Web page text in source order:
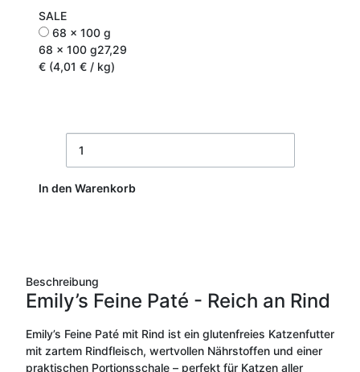
SALE
68 x 100 g
68 x 100 g27,29
€ (4,01 € / kg)
In den Warenkorb
Beschreibung
Emily’s Feine Paté - Reich an Rind
Emily’s Feine Paté mit Rind ist ein glutenfreies Katzenfutter
mit zartem Rindfleisch, wertvollen Nährstoffen und einer
praktischen Portionsschale – perfekt für Katzen aller